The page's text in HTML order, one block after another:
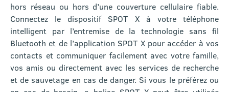
hors réseau ou hors d’une couverture cellulaire fiable.
Connectez le dispositif SPOT X à votre téléphone
intelligent par l’entremise de la technologie sans fil
Bluetooth et de l’application SPOT X pour accéder à vos
contacts et communiquer facilement avec votre famille,
vos amis ou directement avec les services de recherche
et de sauvetage en cas de danger. Si vous le préférez ou